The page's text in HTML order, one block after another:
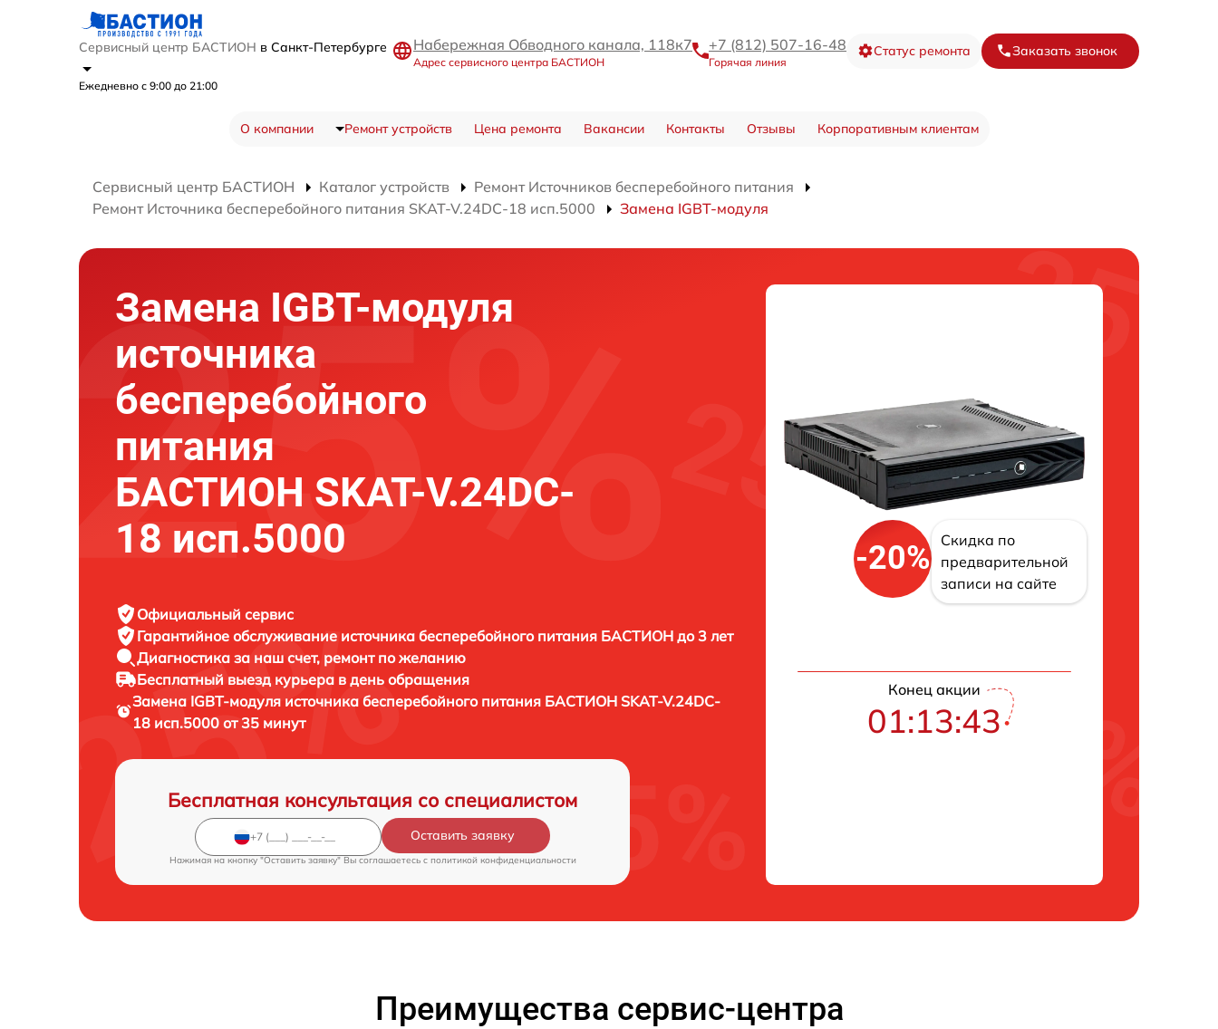
Сервисный центр БАСТИОН в Санкт-Петербурге
Ежедневно с 9:00 до 21:00
Набережная Обводного канала, 118к7
Адрес сервисного центра БАСТИОН
+7 (812) 507-16-48
Горячая линия
Статус ремонта Заказать звонок
О компании Ремонт устройств Цена ремонта Вакансии Контакты Отзывы Корпоративным клиентам
Сервисный центр БАСТИОН Каталог устройств
Ремонт Источников бесперебойного питания
Ремонт Источника бесперебойного питания SKAT-V.24DC-18 исп.5000
Замена IGBT-модуля
Замена IGBT-модуля
источника
бесперебойного
питания
БАСТИОН SKAT-V.24DC-
18 исп.5000
Официальный сервис
Гарантийное обслуживание источника бесперебойного питания БАСТИОН до 3 лет
Диагностика за наш счет, ремонт по желанию
Бесплатный выезд курьера в день обращения
Замена IGBT-модуля источника бесперебойного питания БАСТИОН SKAT-V.24DC-
18 исп.5000 от 35 минут
Бесплатная консультация со специалистом
Оставить заявку
Нажимая на кнопку "Оставить заявку" Вы соглашаетесь c политикой конфиденциальности
-20%
Скидка по
предварительной
записи на сайте
Конец акции
01:13:42
Преимущества сервис-центра